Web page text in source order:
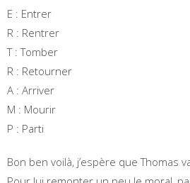
E : Entrer
R : Rentrer
T : Tomber
R : Retourner
A : Arriver
M : Mourir
P : Parti
Bon ben voilà, j’espère que Thomas